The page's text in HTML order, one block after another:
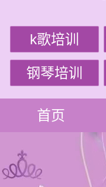
k歌培训
钢琴培训
首页